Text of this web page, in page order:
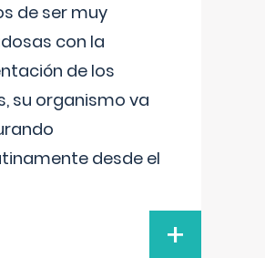
de ser muy
con la
de los
su organismo va
desde el
+